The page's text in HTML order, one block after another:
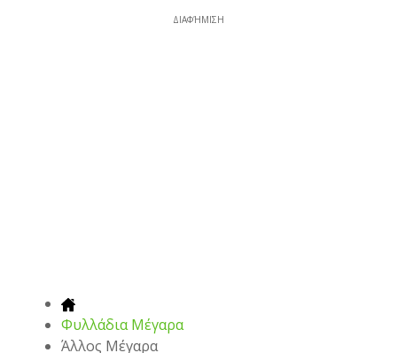
ΔΙΑΦΉΜΙΣΗ
Φυλλάδια Μέγαρα
Άλλος Μέγαρα